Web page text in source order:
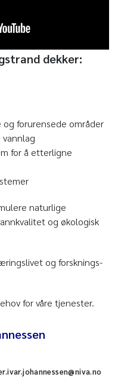
dekker:
forurensede områder
for å etterligne
naturlige
og økologisk
og forsknings-
for våre tjenester.